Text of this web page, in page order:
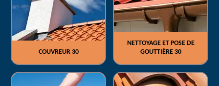
COUVREUR 30
NETTOYAGE ET POSE DE
GOUTTIÈRE 30